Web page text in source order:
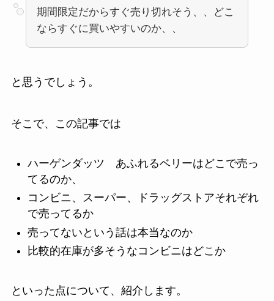
期間限定だからすぐ売り切れそう、、どこ
ならすぐに買いやすいのか、、
と思うでしょう。
そこで、この記事では
ハーゲンダッツ あふれるベリーはどこで売っ
てるのか、
コンビニ、スーパー、ドラッグストアそれぞれ
で売ってるか
売ってないという話は本当なのか
比較的在庫が多そうなコンビニはどこか
といった点について、紹介します。